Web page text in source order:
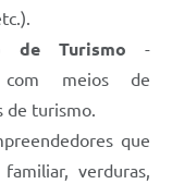
de Turismo -
com meios de
de turismo.
que
verduras,